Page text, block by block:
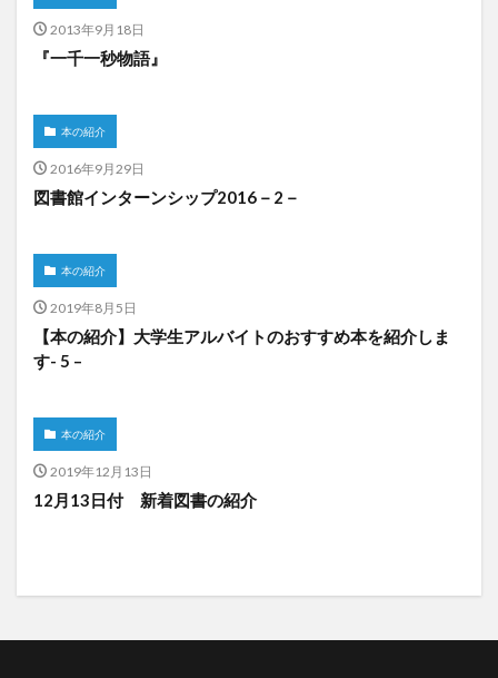
2013年9月18日
『一千一秒物語』
本の紹介
2016年9月29日
図書館インターンシップ2016－2－
本の紹介
2019年8月5日
【本の紹介】大学生アルバイトのおすすめ本を紹介しま
す- 5 –
本の紹介
2019年12月13日
12月13日付 新着図書の紹介